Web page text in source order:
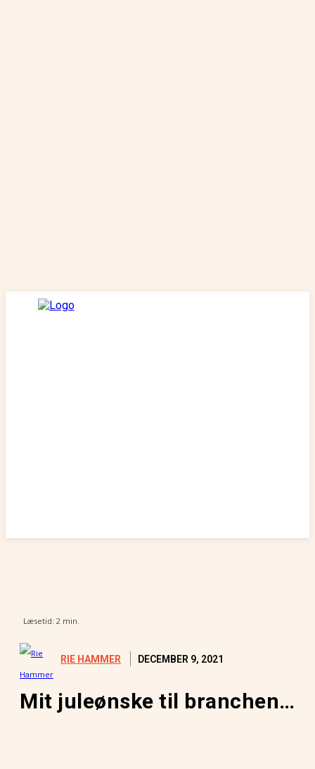
Læsetid: 2 min.
RIE HAMMER DECEMBER 9, 2021
Mit juleønske til branchen…